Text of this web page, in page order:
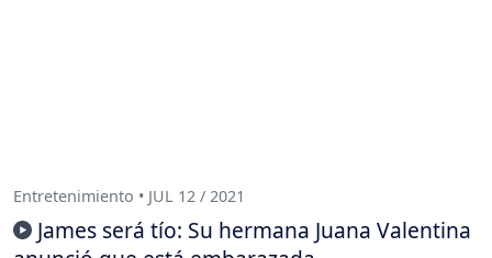
Entretenimiento • JUL 12 / 2021
James será tío: Su hermana Juana Valentina